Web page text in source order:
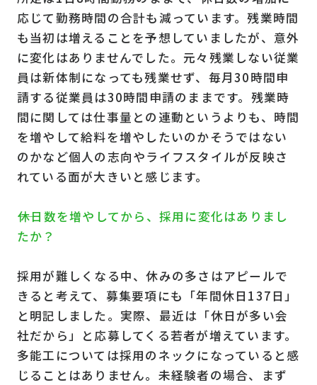
応じて勤務時間の合計も減っています。残業時間
も当初は増えることを予想していましたが、意外
に変化はありませんでした。元々残業しない従業
員は新体制になっても残業せず、毎月30時間申
請する従業員は30時間申請のままです。残業時
間に関しては仕事量との連動というよりも、時間
を増やして給料を増やしたいのかそうではない
のかなど個人の志向やライフスタイルが反映さ
れている面が大きいと感じます。
――休日数を増やしてから、採用に変化はありまし
たか？
採用が難しくなる中、休みの多さはアピールで
きると考えて、募集要項にも「年間休日137日」
と明記しました。実際、最近は「休日が多い会
社だから」と応募してくる若者が増えています。
多能工については採用のネックになっていると感
じることはありません。未経験者の場合、まず